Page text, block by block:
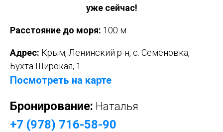
уже сейчас!
Расстояние до моря: 100 м
Адрес: Крым, Ленинский р-н, с. Семёновка,
Бухта Широкая, 1
Посмотреть на карте
Бронирование: Наталья
+7 (978) 716-58-90